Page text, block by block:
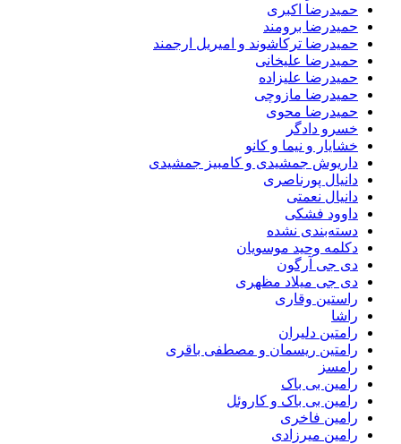
حمیدرضا اکبری
حمیدرضا برومند
حمیدرضا ترکاشوند و امیریل ارجمند
حمیدرضا علیخانی
حمیدرضا علیزاده
حمیدرضا مازوچی
حمیدرضا محوی
خسرو دادگر
خشایار و نیما و کانو
داریوش جمشیدی و کامبیز جمشیدی
دانیال پورناصری
دانیال نعمتی
داوود فشکی
دسته‌بندی نشده
دکلمه وحید موسویان
دی جی آرگون
دی جی میلاد مظهری
راستین وقاری
راشا
رامتین دلیران
رامتین ریسمان و مصطفی باقری
رامسز
رامین بی باک
رامین بی باک و کاروئل
رامین فاخری
رامین میرزادی